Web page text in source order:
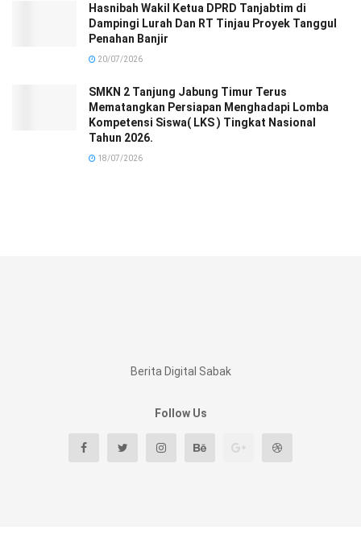
Hasnibah Wakil Ketua DPRD Tanjabtim di
Dampingi Lurah Dan RT Tinjau Proyek Tanggul
Penahan Banjir
20/07/2026
SMKN 2 Tanjung Jabung Timur Terus
Mematangkan Persiapan Menghadapi Lomba
Kompetensi Siswa( LKS ) Tingkat Nasional
Tahun 2026.
18/07/2026
Berita Digital Sabak
Follow Us